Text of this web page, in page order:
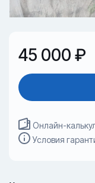
45 000 ₽
Онлайн-
Условия